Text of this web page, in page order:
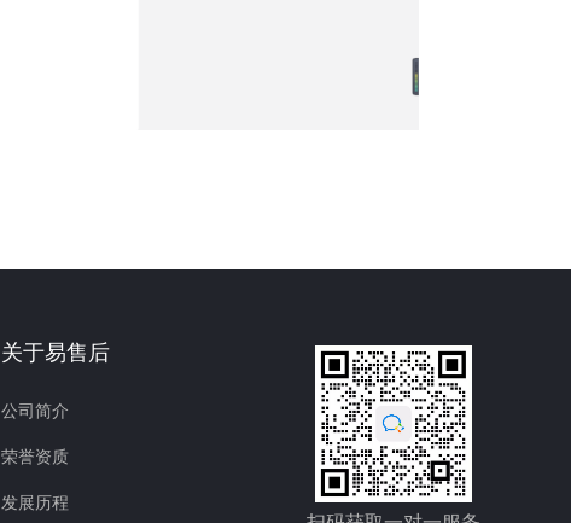
关于易售后
公司简介
荣誉资质
发展历程